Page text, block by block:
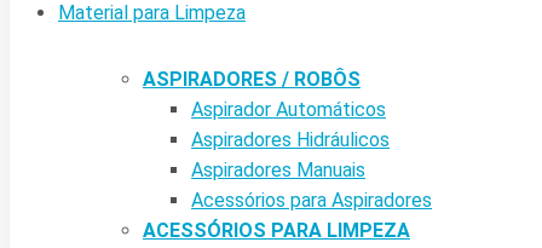
Material para Limpeza
ASPIRADORES / ROBÔS
Aspirador Automáticos
Aspiradores Hidráulicos
Aspiradores Manuais
Acessórios para Aspiradores
ACESSÓRIOS PARA LIMPEZA